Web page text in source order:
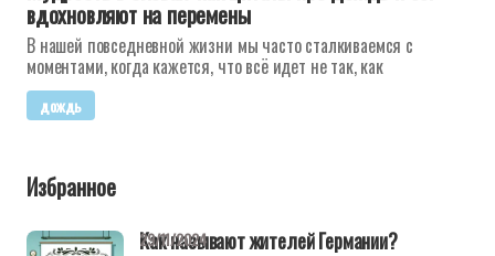
вдохновляют на перемены
В нашей повседневной жизни мы часто сталкиваемся с
моментами, когда кажется, что всё идет не так, как
дождь
Избранное
Как называют жителей Германии?
29/11/2024